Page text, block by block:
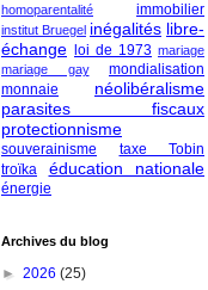
homoparentalité immobilier
institut Bruegel inégalités libre-
échange
loi de 1973 mariage
mariage gay
mondialisation
monnaie
néolibéralisme
parasites fiscaux
protectionnisme
souverainisme
taxe Tobin
troïka
éducation nationale
énergie
Archives du blog
► 2026 (25)